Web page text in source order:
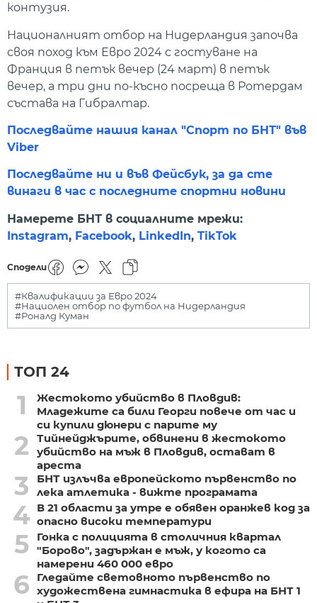
контузия.
Националният отбор на Нидерландия започва
своя поход към Евро 2024 с гостуване на
Франция в петък вечер (24 март) в петък
вечер, а три дни по-късно посреща в Ротердам
състава на Гибралтар.
Последвайте нашия канал "Спорт по БНТ" във
Viber
Последвайте ни и във Фейсбук, за да сте
винаги в час с последните спортни новини
Намерете БНТ в социалните мрежи:
Instagram, Facebook, LinkedIn, TikTok
Сподели
#Квалификации за Евро 2024
#Нациолен отбор по футбол на Нидерландия
#Роналд Куман
ТОП 24
1
Жестокото убийство в Пловдив:
Младежите са били Георги повече от час и
си купили дюнери с парите му
2
Тийнейджърите, обвинени в жестокото
убийство на мъж в Пловдив, остават в
ареста
3
БНТ излъчва европейското първенство по
лека атлетика - вижте програмата
4 В 21 области за утре е обявен оранжев код за
опасно високи температури
5
Гонка с полицията в столичния квартал
"Борово", задържан е мъж, у когото са
намерени 460 000 евро
6
Гледайте световното първенство по
художествена гимнастика в ефира на БНТ 1